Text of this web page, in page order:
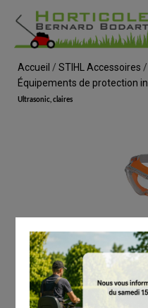
Accueil / STIHL Accessoires /
Équipements de protection
Ultrasonic, claires
voir
STIHL
Lunettes de